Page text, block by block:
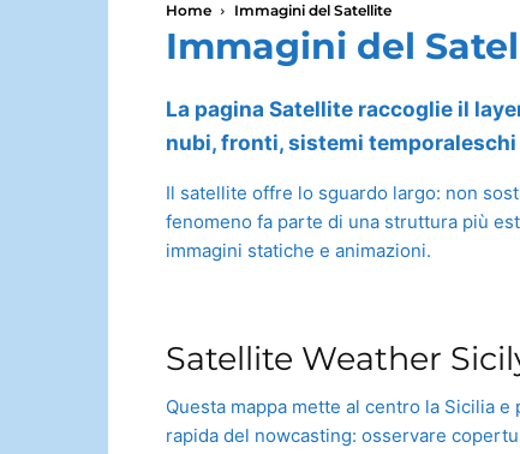
Home Immagini del Satellite
Immagini del
La pagina Satellite raccoglie il
nubi, fronti, sistemi
Il satellite offre lo sguardo largo: non
fenomeno fa parte di una struttura più
immagini statiche e animazioni.
Satellite Weather
Questa mappa mette al centro la Sicilia
rapida del nowcasting: osservare